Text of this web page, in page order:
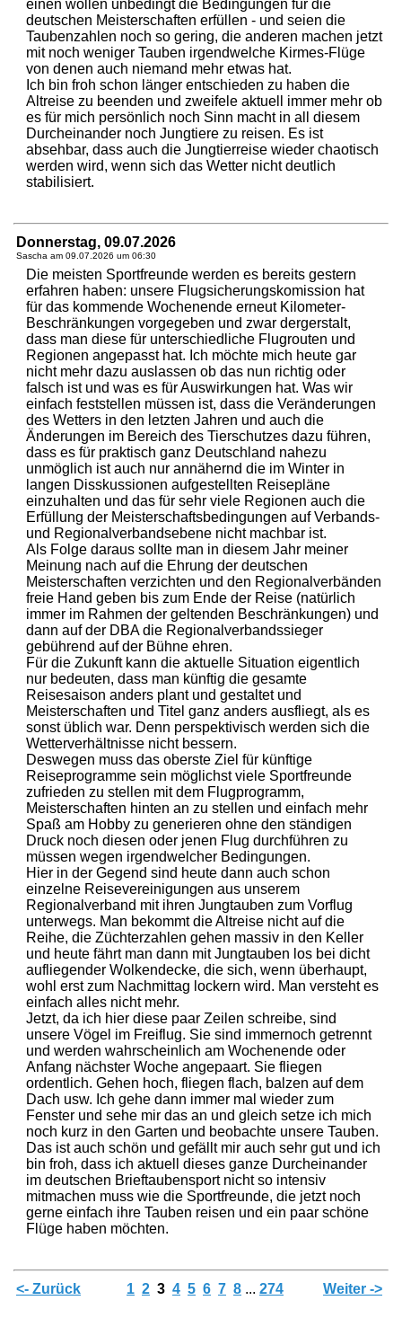
einen wollen unbedingt die Bedingungen für die
deutschen Meisterschaften erfüllen - und seien die
Taubenzahlen noch so gering, die anderen machen jetzt
mit noch weniger Tauben irgendwelche Kirmes-Flüge
von denen auch niemand mehr etwas hat.
Ich bin froh schon länger entschieden zu haben die
Altreise zu beenden und zweifele aktuell immer mehr ob
es für mich persönlich noch Sinn macht in all diesem
Durcheinander noch Jungtiere zu reisen. Es ist
absehbar, dass auch die Jungtierreise wieder chaotisch
werden wird, wenn sich das Wetter nicht deutlich
stabilisiert.
Donnerstag, 09.07.2026
Sascha am 09.07.2026 um 06:30
Die meisten Sportfreunde werden es bereits gestern
erfahren haben: unsere Flugsicherungskomission hat
für das kommende Wochenende erneut Kilometer-
Beschränkungen vorgegeben und zwar dergerstalt,
dass man diese für unterschiedliche Flugrouten und
Regionen angepasst hat. Ich möchte mich heute gar
nicht mehr dazu auslassen ob das nun richtig oder
falsch ist und was es für Auswirkungen hat. Was wir
einfach feststellen müssen ist, dass die Veränderungen
des Wetters in den letzten Jahren und auch die
Änderungen im Bereich des Tierschutzes dazu führen,
dass es für praktisch ganz Deutschland nahezu
unmöglich ist auch nur annähernd die im Winter in
langen Disskussionen aufgestellten Reisepläne
einzuhalten und das für sehr viele Regionen auch die
Erfüllung der Meisterschaftsbedingungen auf Verbands-
und Regionalverbandsebene nicht machbar ist.
Als Folge daraus sollte man in diesem Jahr meiner
Meinung nach auf die Ehrung der deutschen
Meisterschaften verzichten und den Regionalverbänden
freie Hand geben bis zum Ende der Reise (natürlich
immer im Rahmen der geltenden Beschränkungen) und
dann auf der DBA die Regionalverbandssieger
gebührend auf der Bühne ehren.
Für die Zukunft kann die aktuelle Situation eigentlich
nur bedeuten, dass man künftig die gesamte
Reisesaison anders plant und gestaltet und
Meisterschaften und Titel ganz anders ausfliegt, als es
sonst üblich war. Denn perspektivisch werden sich die
Wetterverhältnisse nicht bessern.
Deswegen muss das oberste Ziel für künftige
Reiseprogramme sein möglichst viele Sportfreunde
zufrieden zu stellen mit dem Flugprogramm,
Meisterschaften hinten an zu stellen und einfach mehr
Spaß am Hobby zu generieren ohne den ständigen
Druck noch diesen oder jenen Flug durchführen zu
müssen wegen irgendwelcher Bedingungen.
Hier in der Gegend sind heute dann auch schon
einzelne Reisevereinigungen aus unserem
Regionalverband mit ihren Jungtauben zum Vorflug
unterwegs. Man bekommt die Altreise nicht auf die
Reihe, die Züchterzahlen gehen massiv in den Keller
und heute fährt man dann mit Jungtauben los bei dicht
aufliegender Wolkendecke, die sich, wenn überhaupt,
wohl erst zum Nachmittag lockern wird. Man versteht es
einfach alles nicht mehr.
Jetzt, da ich hier diese paar Zeilen schreibe, sind
unsere Vögel im Freiflug. Sie sind immernoch getrennt
und werden wahrscheinlich am Wochenende oder
Anfang nächster Woche angepaart. Sie fliegen
ordentlich. Gehen hoch, fliegen flach, balzen auf dem
Dach usw. Ich gehe dann immer mal wieder zum
Fenster und sehe mir das an und gleich setze ich mich
noch kurz in den Garten und beobachte unsere Tauben.
Das ist auch schön und gefällt mir auch sehr gut und ich
bin froh, dass ich aktuell dieses ganze Durcheinander
im deutschen Brieftaubensport nicht so intensiv
mitmachen muss wie die Sportfreunde, die jetzt noch
gerne einfach ihre Tauben reisen und ein paar schöne
Flüge haben möchten.
<- Zurück 1 2 3 4 5 6 7 8 ... 274 Weiter ->